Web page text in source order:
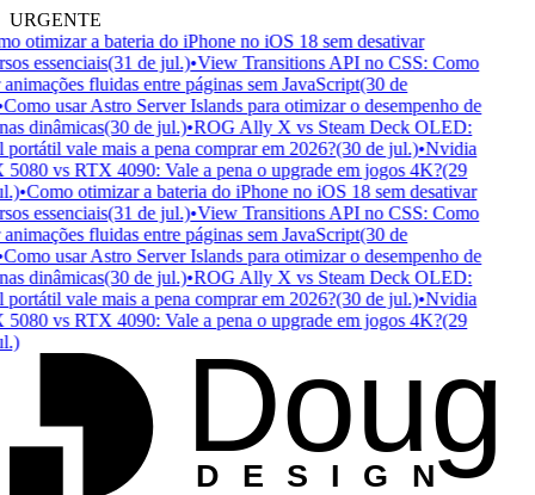
URGENTE
otimizar a bateria do iPhone no iOS 18 sem desativar
essenciais(31 de jul.)•View Transitions API no CSS: Como
fluidas entre páginas sem JavaScript(30 de
usar Astro Server Islands para otimizar o desempenho de
dinâmicas(30 de jul.)•ROG Ally X vs Steam Deck OLED:
vale mais a pena comprar em 2026?(30 de jul.)•Nvidia
vs RTX 4090: Vale a pena o upgrade em jogos 4K?(29
•Como otimizar a bateria do iPhone no iOS 18 sem desativar
essenciais(31 de jul.)•View Transitions API no CSS: Como
fluidas entre páginas sem JavaScript(30 de
usar Astro Server Islands para otimizar o desempenho de
dinâmicas(30 de jul.)•ROG Ally X vs Steam Deck OLED:
vale mais a pena comprar em 2026?(30 de jul.)•Nvidia
vs RTX 4090: Vale a pena o upgrade em jogos 4K?(29
D ESIGN
Doug